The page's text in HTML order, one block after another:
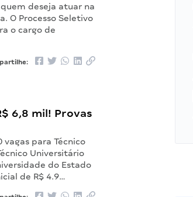
deseja atuar na
O Processo Seletivo
o cargo de
6,8 mil! Provas
vagas para Técnico
Universitário
do Estado
de R$ 4.9…